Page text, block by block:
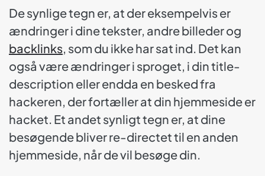
De synlige tegn er, at der eksempelvis er
ændringer i dine tekster, andre billeder og
backlinks, som du ikke har sat ind. Det kan
også være ændringer i sproget, i din title-
description eller endda en besked fra
hackeren, der fortæller at din hjemmeside er
hacket. Et andet synligt tegn er, at dine
besøgende bliver re-directet til en anden
hjemmeside, når de vil besøge din.